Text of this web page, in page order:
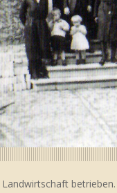
betrieben.